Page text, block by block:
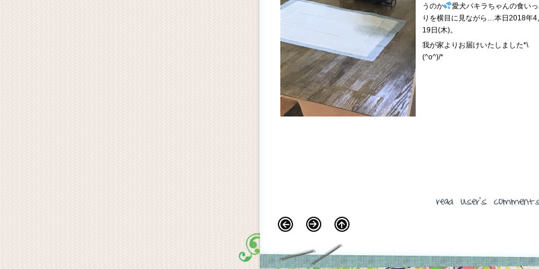
うのか
愛犬パキラちゃんの食い
りを横目に見ながら…本日2018年4
19日(木)。
我が家よりお届けいたしました*\
(^o^)/*